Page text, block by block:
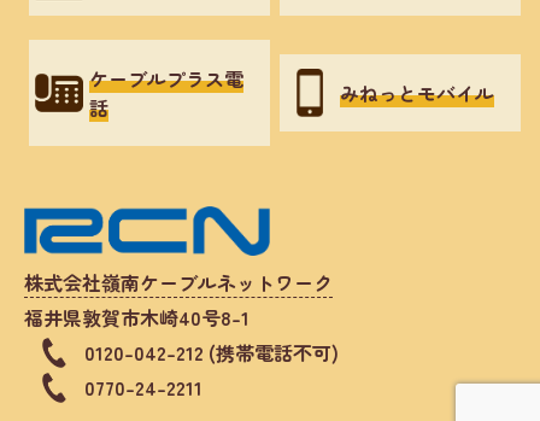
株式会社嶺南ケーブルネットワーク
福井県敦賀市木崎40号8-1
0120-042-212 (携帯電話不可)
0770-24-2211
ケーブルプラス電
話
みねっとモバイル